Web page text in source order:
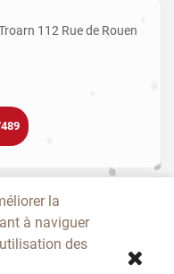
112 Rue de Rouen
la
à naviguer
des
alcoolisées pendant la
des conséquences
-